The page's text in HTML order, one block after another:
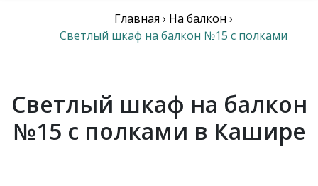
Главная › На балкон ›
Светлый шкаф на балкон №15 с полками
Светлый шкаф на балкон
№15 с полками в Кашире